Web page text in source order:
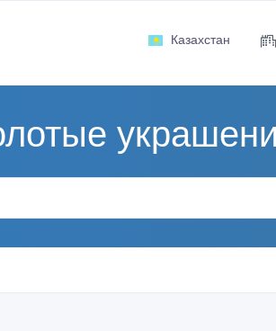
Казахстан